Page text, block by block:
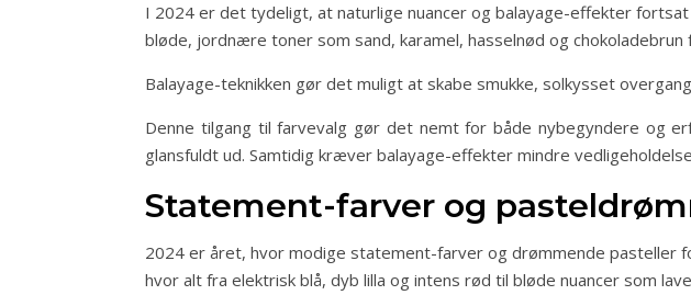
I 2024 er det tydeligt, at naturlige nuancer og balayage-effekter
bløde, jordnære toner som sand, karamel, hasselnød og
Balayage-teknikken gør det muligt at skabe smukke, solkysset
Denne tilgang til farvevalg gør det nemt for både nybegyndere og
glansfuldt ud. Samtidig kræver balayage-effekter mindre
Statement-farver og
2024 er året, hvor modige statement-farver og drømmende pasteller
hvor alt fra elektrisk blå, dyb lilla og intens rød til bløde nuancer som